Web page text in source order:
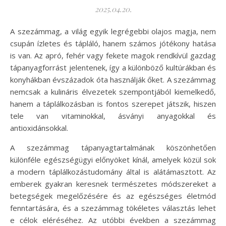
2025.04.20.
A szezámmag, a világ egyik legrégebbi olajos magja, nem
csupán ízletes és tápláló, hanem számos jótékony hatása
is van. Az apró, fehér vagy fekete magok rendkívül gazdag
tápanyagforrást jelentenek, így a különböző kultúrákban és
konyhákban évszázadok óta használják őket. A szezámmag
nemcsak a kulináris élvezetek szempontjából kiemelkedő,
hanem a táplálkozásban is fontos szerepet játszik, hiszen
tele van vitaminokkal, ásványi anyagokkal és
antioxidánsokkal.
A szezámmag tápanyagtartalmának köszönhetően
különféle egészségügyi előnyöket kínál, amelyek közül sok
a modern táplálkozástudomány által is alátámasztott. Az
emberek gyakran keresnek természetes módszereket a
betegségek megelőzésére és az egészséges életmód
fenntartására, és a szezámmag tökéletes választás lehet
e célok eléréséhez. Az utóbbi években a szezámmag